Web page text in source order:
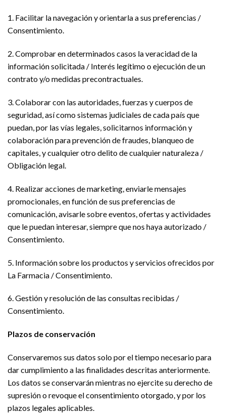
1. Facilitar la navegación y orientarla a sus preferencias /
Consentimiento.
2. Comprobar en determinados casos la veracidad de la
información solicitada / Interés legítimo o ejecución de un
contrato y/o medidas precontractuales.
3. Colaborar con las autoridades, fuerzas y cuerpos de
seguridad, así como sistemas judiciales de cada país que
puedan, por las vías legales, solicitarnos información y
colaboración para prevención de fraudes, blanqueo de
capitales, y cualquier otro delito de cualquier naturaleza /
Obligación legal.
4. Realizar acciones de marketing, enviarle mensajes
promocionales, en función de sus preferencias de
comunicación, avisarle sobre eventos, ofertas y actividades
que le puedan interesar, siempre que nos haya autorizado /
Consentimiento.
5. Información sobre los productos y servicios ofrecidos por
La Farmacia / Consentimiento.
6. Gestión y resolución de las consultas recibidas /
Consentimiento.
Plazos de conservación
Conservaremos sus datos solo por el tiempo necesario para
dar cumplimiento a las finalidades descritas anteriormente.
Los datos se conservarán mientras no ejercite su derecho de
supresión o revoque el consentimiento otorgado, y por los
plazos legales aplicables.